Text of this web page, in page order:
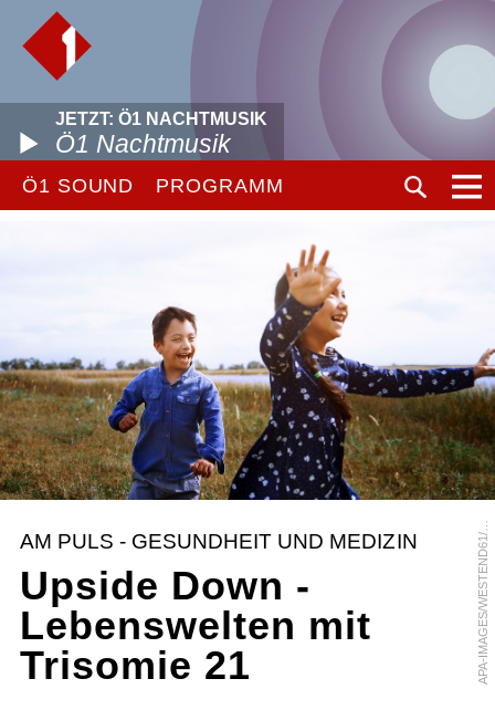
JETZT: Ö1 NACHTMUSIK
Ö1 Nachtmusik
Ö1 SOUND PROGRAMM
A
P
A
-
I
M
A
G
E
S
/
W
E
S
T
E
N
D
6
1
/
A
R
M
A
N
Z
H
E
N
I
K
E
Y
E
V
AM PULS - GESUNDHEIT UND MEDIZIN
Upside Down -
Lebenswelten mit
Trisomie 21